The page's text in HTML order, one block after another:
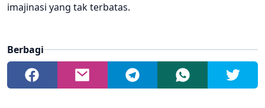
imajinasi yang tak terbatas.
Berbagi